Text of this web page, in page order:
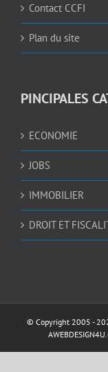
Contact CCFI
Plan du site
PINCIPALES
ECONOMIE
JOBS
IMMOBILIER
DROIT ET
© Copyright 2005 -